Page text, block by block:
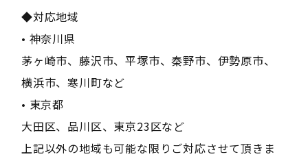
◆対応地域
• 神奈川県
茅ヶ崎市、藤沢市、平塚市、秦野市、伊勢原市、
横浜市、寒川町など
• 東京都
大田区、品川区、東京23区など
上記以外の地域も可能な限りご対応させて頂きま